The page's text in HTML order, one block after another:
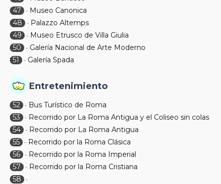
47
- Museo Canonica
48
- Palazzo Altemps
49
- Museo Etrusco de Villa Giulia
50
- Galería Nacional de Arte Moderno
51
- Galería Spada
Entretenimiento
52 - Bus Turístico de Roma
53
- Recorrido por La Roma Antigua y el Coliseo sin colas
54 - Recorrido por La Roma Antigua
55 - Recorrido por la Roma Clásica
56 - Recorrido por la Roma Imperial
57
- Recorrido por la Roma Cristiana
58
-